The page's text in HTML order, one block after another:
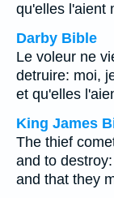
qu'elles l'aient
Darby Bible
Le voleur ne
detruire: moi,
et qu'elles
King James
The thief
and to
and that they